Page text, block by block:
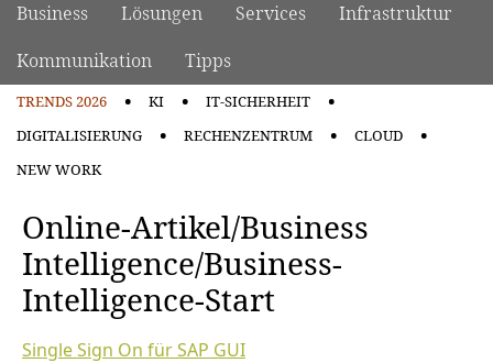
Business
Lösungen Services
Infrastruktur
Kommunikation
Tipps
TRENDS 2026 KI
IT-SICHERHEIT
DIGITALISIERUNG
RECHENZENTRUM
CLOUD
NEW WORK
Online-Artikel/Business
Intelligence/Business-
Intelligence-Start
Single Sign On für SAP GUI